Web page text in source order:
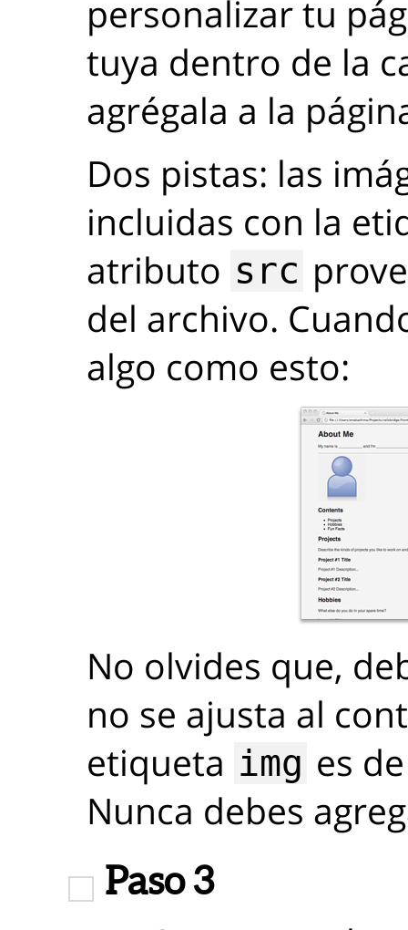
personalizar tu
tuya dentro de la
agrégala a la
Dos pistas: las
incluidas con la
atributo src
del archivo.
algo como esto:
No olvides que,
no se ajusta al
etiqueta img es
Nunca debes
Paso 3